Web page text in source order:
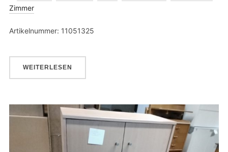
Zimmer
Artikelnummer: 11051325
WEITERLESEN